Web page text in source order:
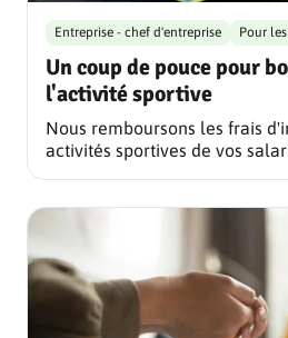
Un coup de pouce pour
l'activité sportive
Entreprise - chef d'entreprise Pour
Nous remboursons les frais
activités sportives de vos